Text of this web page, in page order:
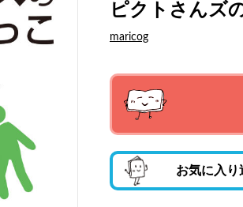
ピクトさんズ
maricog
お気に入り